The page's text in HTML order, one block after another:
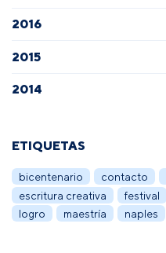
2016
2015
2014
ETIQUETAS
bicentenario contacto
escritura creativa
festival
logro
maestría naples